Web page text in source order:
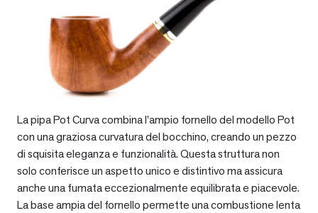
La pipa Pot Curva combina l’ampio fornello del modello Pot
con una graziosa curvatura del bocchino, creando un pezzo
di squisita eleganza e funzionalità. Questa struttura non
solo conferisce un aspetto unico e distintivo ma assicura
anche una fumata eccezionalmente equilibrata e piacevole.
La base ampia del fornello permette una combustione lenta